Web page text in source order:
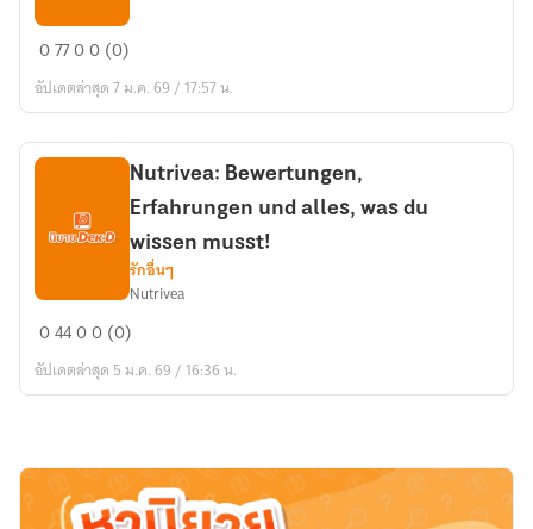
Trivexol
2026
Virker
virkelig
til
07700 (0)
อัปเดตล่าสุด 7 ม.ค. 69 / 17:57 น.
Bewertungen,
Erfahrungen
und
du
wissen
Nutrivea: Bewertungen,
Erfahrungen und alles, was du
wissen musst!
รักอื่นๆ
Nutrivea
04400 (0)
อัปเดตล่าสุด 5 ม.ค. 69 / 16:36 น.